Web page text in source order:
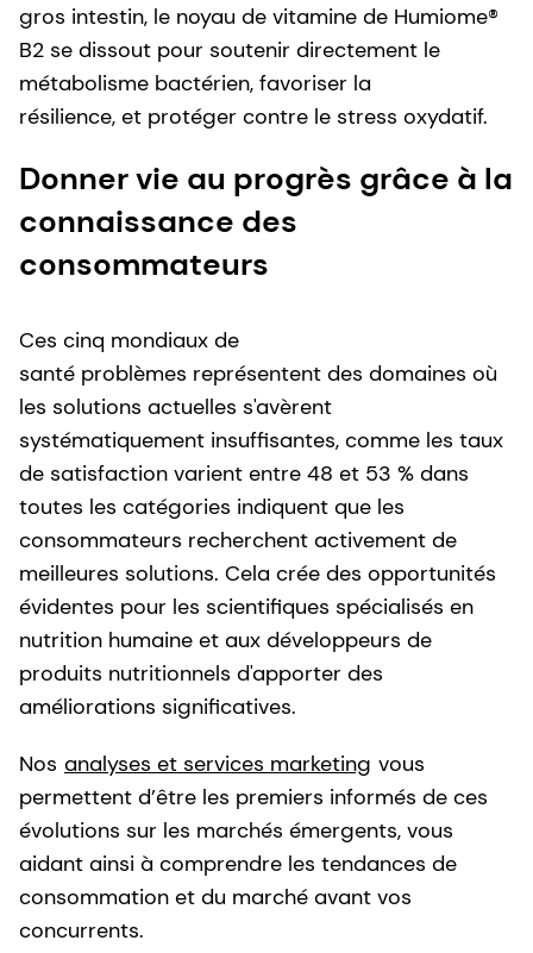
gros intestin, le noyau de vitamine de Humiome®
B2 se dissout pour soutenir directement le
métabolisme bactérien, favoriser la
résilience, et protéger contre le stress oxydatif.
Donner vie au progrès grâce à la
connaissance des
consommateurs
Ces cinq mondiaux de
santé problèmes représentent des domaines où
les solutions actuelles s'avèrent
systématiquement insuffisantes, comme les taux
de satisfaction varient entre 48 et 53 % dans
toutes les catégories indiquent que les
consommateurs recherchent activement de
meilleures solutions. Cela crée des opportunités
évidentes pour les scientifiques spécialisés en
nutrition humaine et aux développeurs de
produits nutritionnels d'apporter des
améliorations significatives.
Nos analyses et services marketing vous
permettent d’être les premiers informés de ces
évolutions sur les marchés émergents, vous
aidant ainsi à comprendre les tendances de
consommation et du marché avant vos
concurrents.